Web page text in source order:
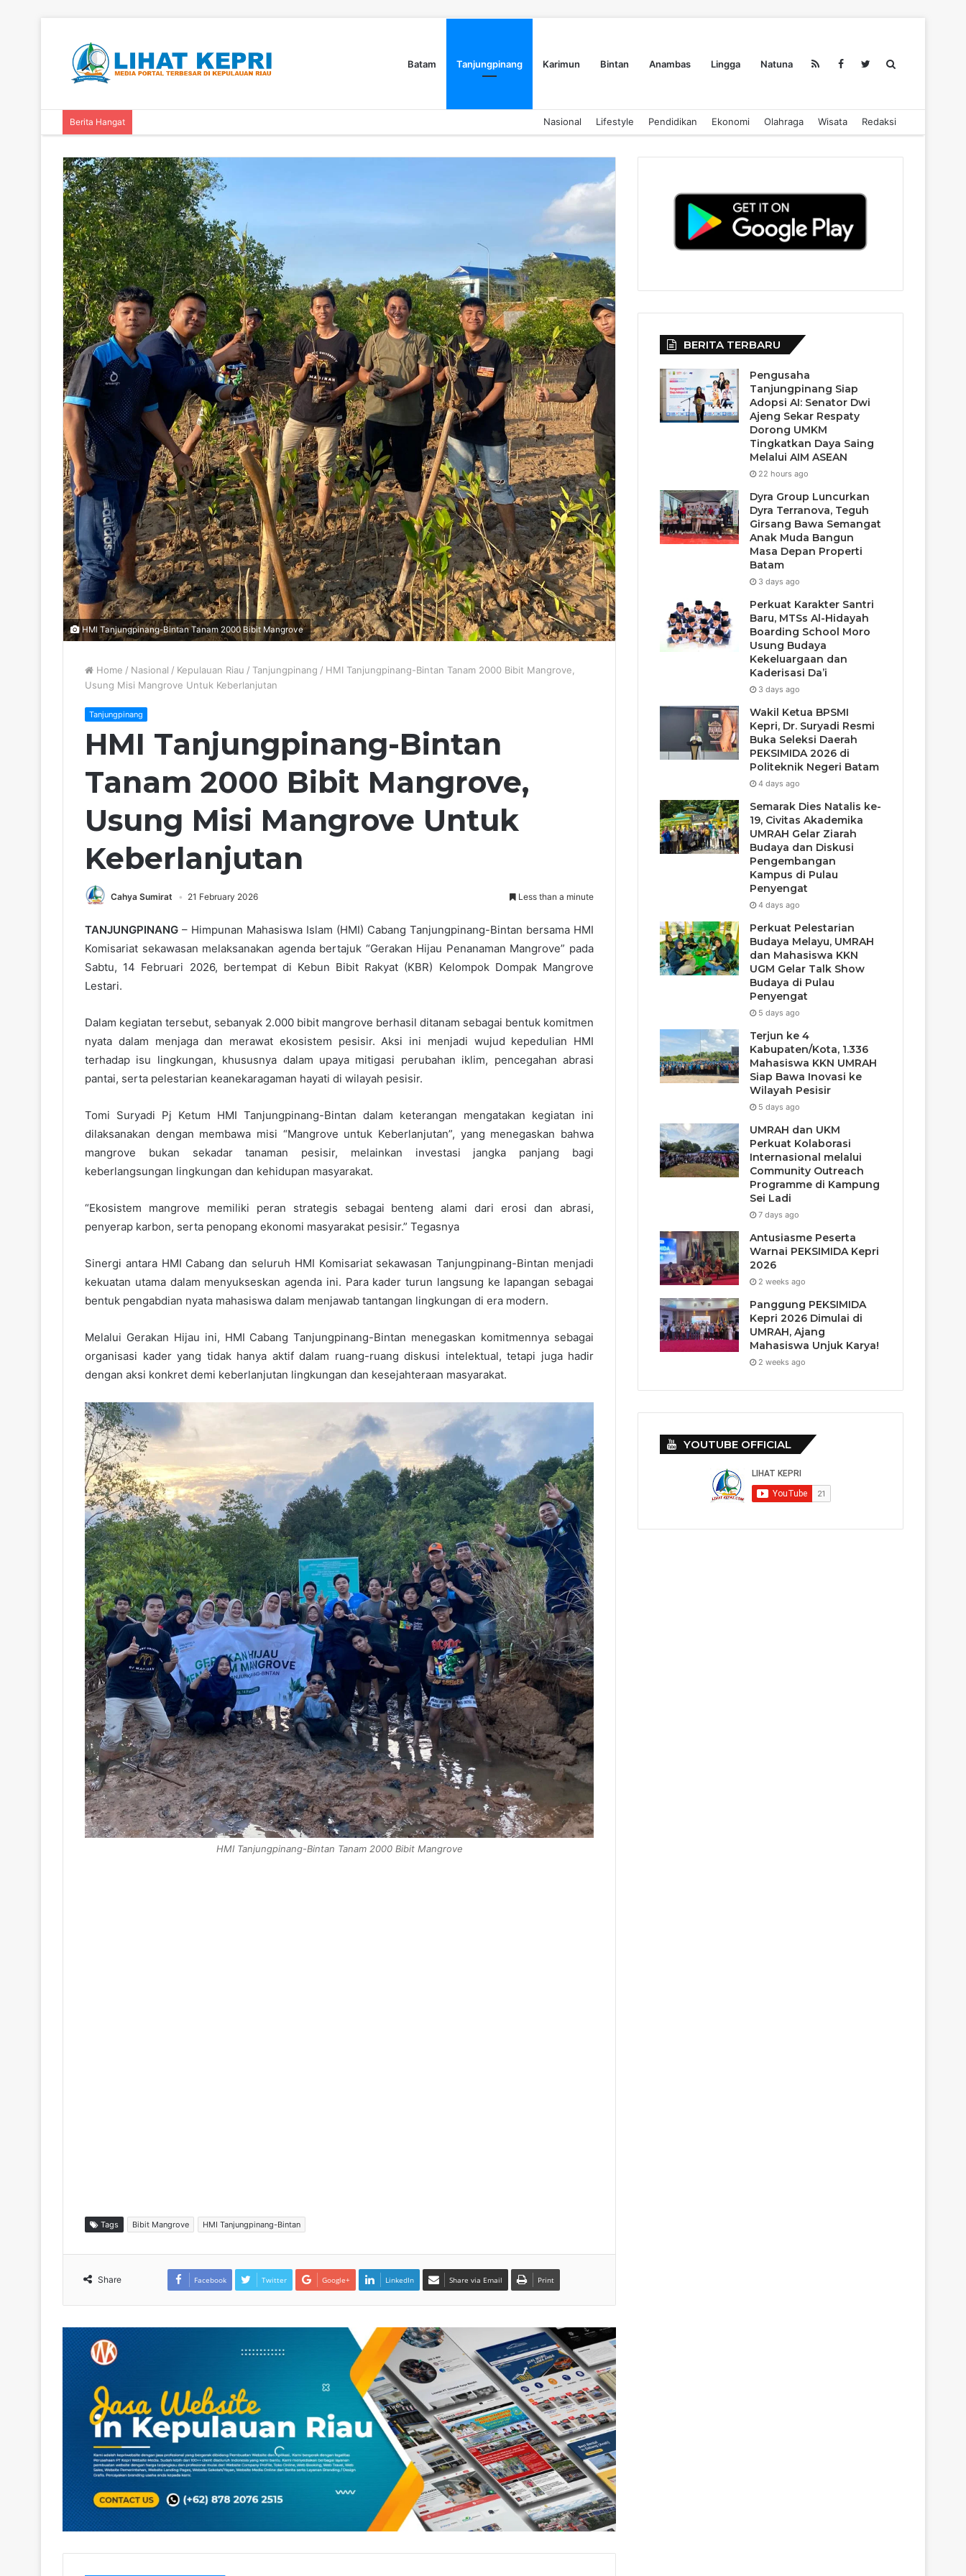
Batam Tanjungpinang Karimun Bintan Anambas Lingga Natuna
Berita Hangat Nasional Lifestyle Pendidikan Ekonomi Olahraga Wisata Redaksi
HMI Tanjungpinang-Bintan Tanam 2000 Bibit Mangrove
Home / Nasional / Kepulauan Riau / Tanjungpinang / HMI Tanjungpinang-Bintan Tanam 2000 Bibit Mangrove,
Usung Misi Mangrove Untuk Keberlanjutan
Tanjungpinang
HMI Tanjungpinang-Bintan
Tanam 2000 Bibit Mangrove,
Usung Misi Mangrove Untuk
Keberlanjutan
Cahya Sumirat 21 February 2026 Less than a minute
TANJUNGPINANG – Himpunan Mahasiswa Islam (HMI) Cabang Tanjungpinang-Bintan bersama HMI
Komisariat sekawasan melaksanakan agenda bertajuk “Gerakan Hijau Penanaman Mangrove” pada
Sabtu, 14 Februari 2026, bertempat di Kebun Bibit Rakyat (KBR) Kelompok Dompak Mangrove
Lestari.
Dalam kegiatan tersebut, sebanyak 2.000 bibit mangrove berhasil ditanam sebagai bentuk komitmen
nyata dalam menjaga dan merawat ekosistem pesisir. Aksi ini menjadi wujud kepedulian HMI
terhadap isu lingkungan, khususnya dalam upaya mitigasi perubahan iklim, pencegahan abrasi
pantai, serta pelestarian keanekaragaman hayati di wilayah pesisir.
Tomi Suryadi Pj Ketum HMI Tanjungpinang-Bintan dalam keterangan mengatakan kegiatan ini
dilaksanakan dengan membawa misi “Mangrove untuk Keberlanjutan”, yang menegaskan bahwa
mangrove bukan sekadar tanaman pesisir, melainkan investasi jangka panjang bagi
keberlangsungan lingkungan dan kehidupan masyarakat.
“Ekosistem mangrove memiliki peran strategis sebagai benteng alami dari erosi dan abrasi,
penyerap karbon, serta penopang ekonomi masyarakat pesisir.” Tegasnya
Sinergi antara HMI Cabang dan seluruh HMI Komisariat sekawasan Tanjungpinang-Bintan menjadi
kekuatan utama dalam menyukseskan agenda ini. Para kader turun langsung ke lapangan sebagai
bentuk pengabdian nyata mahasiswa dalam menjawab tantangan lingkungan di era modern.
Melalui Gerakan Hijau ini, HMI Cabang Tanjungpinang-Bintan menegaskan komitmennya sebagai
organisasi kader yang tidak hanya aktif dalam ruang-ruang diskusi intelektual, tetapi juga hadir
dengan aksi konkret demi keberlanjutan lingkungan dan kesejahteraan masyarakat.
HMI Tanjungpinang-Bintan Tanam 2000 Bibit Mangrove
Tags Bibit Mangrove HMI Tanjungpinang-Bintan
Share Facebook Twitter Google+ LinkedIn Share via Email Print
BERITA TERBARU
Pengusaha
Tanjungpinang Siap
Adopsi AI: Senator Dwi
Ajeng Sekar Respaty
Dorong UMKM
Tingkatkan Daya Saing
Melalui AIM ASEAN
22 hours ago
Dyra Group Luncurkan
Dyra Terranova, Teguh
Girsang Bawa Semangat
Anak Muda Bangun
Masa Depan Properti
Batam
3 days ago
Perkuat Karakter Santri
Baru, MTSs Al-Hidayah
Boarding School Moro
Usung Budaya
Kekeluargaan dan
Kaderisasi Da’i
3 days ago
Wakil Ketua BPSMI
Kepri, Dr. Suryadi Resmi
Buka Seleksi Daerah
PEKSIMIDA 2026 di
Politeknik Negeri Batam
4 days ago
Semarak Dies Natalis ke-
19, Civitas Akademika
UMRAH Gelar Ziarah
Budaya dan Diskusi
Pengembangan
Kampus di Pulau
Penyengat
4 days ago
Perkuat Pelestarian
Budaya Melayu, UMRAH
dan Mahasiswa KKN
UGM Gelar Talk Show
Budaya di Pulau
Penyengat
5 days ago
Terjun ke 4
Kabupaten/Kota, 1.336
Mahasiswa KKN UMRAH
Siap Bawa Inovasi ke
Wilayah Pesisir
5 days ago
UMRAH dan UKM
Perkuat Kolaborasi
Internasional melalui
Community Outreach
Programme di Kampung
Sei Ladi
7 days ago
Antusiasme Peserta
Warnai PEKSIMIDA Kepri
2026
2 weeks ago
Panggung PEKSIMIDA
Kepri 2026 Dimulai di
UMRAH, Ajang
Mahasiswa Unjuk Karya!
2 weeks ago
YOUTUBE OFFICIAL